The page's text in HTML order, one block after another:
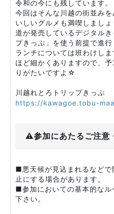
令和の今にも残しています。
今回はそんな川越の街並み
いしいグルメも満喫しまし
道が発売しているデジタル
プきっぷ」を使う前提で進
ランチについては班わけし
ほど細かくありますので、
りがたいですよ☆
川越れとろトリップきっぷ
https://kawagoe.tobu-
⚠️参加にあたるご注意
■悪天候が見込まれるなどで
止にする場合があります。
■参加においての基本的なル
下さい。